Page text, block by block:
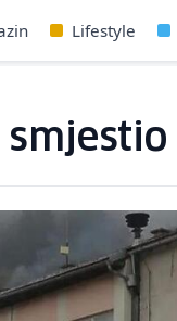
Lifestyle